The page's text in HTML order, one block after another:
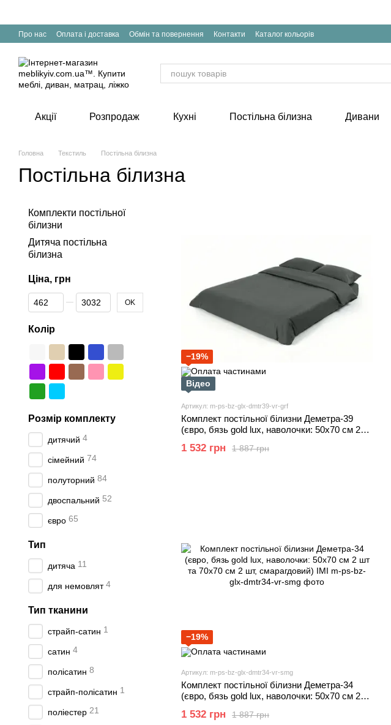
Про нас Оплата і доставка Обмін та повернення Контакти Каталог кольорів
Акції Розпродаж Кухні Постільна білизна Дивани
Головна Текстиль Постільна білизна
Постільна білизна
−19%
Відео
Артикул: m-ps-bz-glx-dmtr39-vr-grf
Комплект постільної білизни Деметра-39
(євро, бязь gold lux, наволочки: 50х70 см 2
1 887 грн
1 532 грн
−19%
Артикул: m-ps-bz-glx-dmtr34-vr-smg
Комплект постільної білизни Деметра-34
(євро, бязь gold lux, наволочки: 50х70 см 2
1 887 грн
1 532 грн
Комплекти постільної
білизни
Дитяча постільна
білизна
Ціна, грн
Від Ціна, грн
До Ціна, грн OK
Колір
Розмір комплекту
дитячий 4
сімейний 74
полуторний 84
двоспальний 52
євро 65
Тип
дитяча 11
для немовлят 4
Тип тканини
страйп-сатин 1
сатин 4
полісатин 8
страйп-полісатин 1
поліестер 21